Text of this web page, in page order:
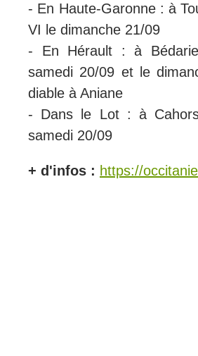
- En Haute-Garonne : à
VI le dimanche 21/09
- En Hérault : à
samedi 20/09 et le
diable à Aniane
- Dans le Lot : à
samedi 20/09
+ d'infos : https://